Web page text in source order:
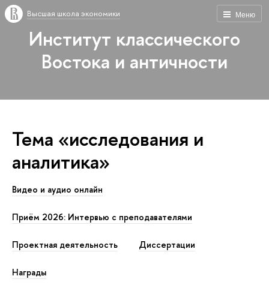
Меню
Высшая школа экономики
Институт классического
Востока и античности
Тема «исследования и
аналитика»
Видео и аудио онлайн
Приём 2026: Интервью с преподавателями
Проектная деятельность Диссертации
Награды